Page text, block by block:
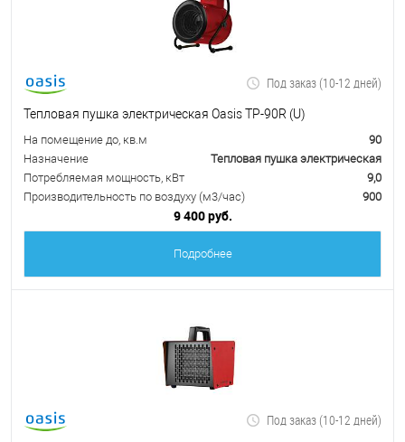
Под заказ (10-12 дней)
Тепловая пушка электрическая Oasis TP-90R (U)
На помещение до, кв.м
90
Назначение
Тепловая пушка электрическая
Потребляемая мощность, кВт
9,0
Производительность по воздуху (м3/час)
900
9 400 руб.
Подробнее
Под заказ (10-12 дней)